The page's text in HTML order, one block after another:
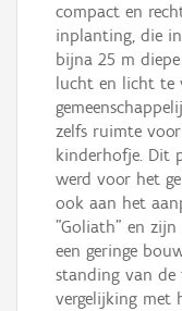
compact en
inplanting, die
bijna 25 m
lucht en licht te
zelfs ruimte
kinderhofje. Dit
werd voor het
ook aan het
"Goliath" en zijn
een geringe
standing van de
vergelijking met